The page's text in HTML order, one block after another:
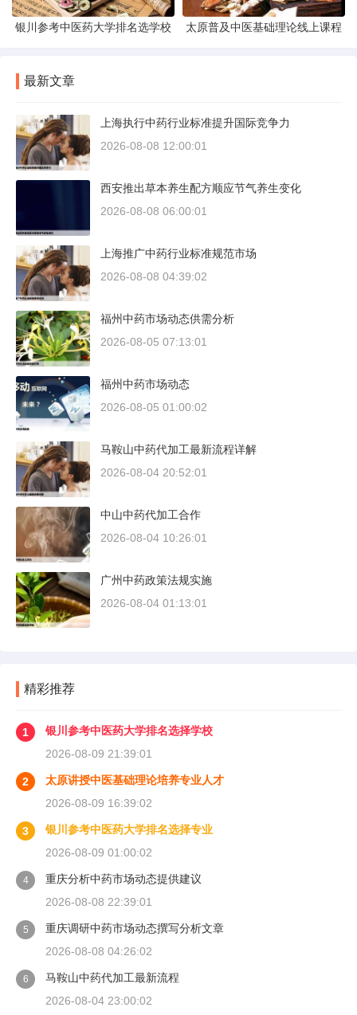
银川参考中医药大学排名选学校 太原普及中医基础理论线上课程
最新文章
上海执行中药行业标准提升国际竞争力
2026-08-08 12:00:01
西安推出草本养生配方顺应节气养生变化
2026-08-08 06:00:01
上海推广中药行业标准规范市场
2026-08-08 04:39:02
福州中药市场动态供需分析
2026-08-05 07:13:01
福州中药市场动态
2026-08-05 01:00:02
马鞍山中药代加工最新流程详解
2026-08-04 20:52:01
中山中药代加工合作
2026-08-04 10:26:01
广州中药政策法规实施
2026-08-04 01:13:01
精彩推荐
1
银川参考中医药大学排名选择学校
2026-08-09 21:39:01
2
太原讲授中医基础理论培养专业人才
2026-08-09 16:39:02
3
银川参考中医药大学排名选择专业
2026-08-09 01:00:02
4
重庆分析中药市场动态提供建议
2026-08-08 22:39:01
5
重庆调研中药市场动态撰写分析文章
2026-08-08 04:26:02
6
马鞍山中药代加工最新流程
2026-08-04 23:00:02